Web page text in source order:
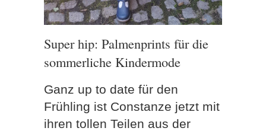
Super hip: Palmenprints für die
sommerliche Kindermode
Ganz up to date für den
Frühling ist Constanze jetzt mit
ihren tollen Teilen aus der